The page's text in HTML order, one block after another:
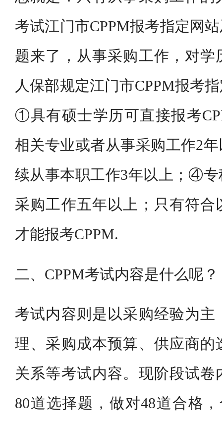
考试江门市CPPM报考指定网
题来了，从事采购工作，对学
人保部规定江门市CPPM报考
①具有硕士学历可直接报考
相关专业或者从事采购工作2
续从事本职工作3年以上；④
采购工作五年以上；只有符合
才能报考CPPM.
二、CPPM考试内容是什么呢？
考试内容则是以采购经验为主
理、采购成本预算、供应商的
关系等考试内容。现阶段试
80道选择题，做对48道合格